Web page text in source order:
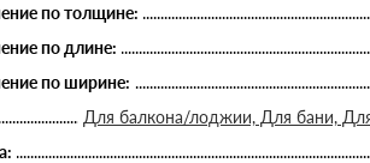
по толщине:
по длине:
по ширине:
Для балкона/лоджии, Для бани,